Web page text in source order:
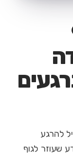
להרגע
שעוזר לגוף